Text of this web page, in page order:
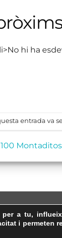
hi ha
entrada va
100 Montaditos
a tu,
i permeten